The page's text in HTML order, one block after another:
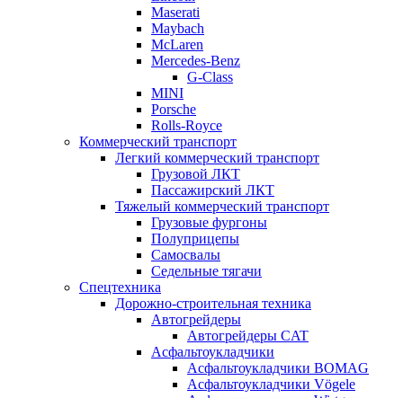
Maserati
Maybach
McLaren
Mercedes-Benz
G-Class
MINI
Porsche
Rolls-Royce
Коммерческий транспорт
Легкий коммерческий транспорт
Грузовой ЛКТ
Пассажирский ЛКТ
Тяжелый коммерческий транспорт
Грузовые фургоны
Полуприцепы
Самосвалы
Седельные тягачи
Спецтехника
Дорожно-строительная техника
Автогрейдеры
Автогрейдеры CAT
Асфальтоукладчики
Асфальтоукладчики BOMAG
Асфальтоукладчики Vögele